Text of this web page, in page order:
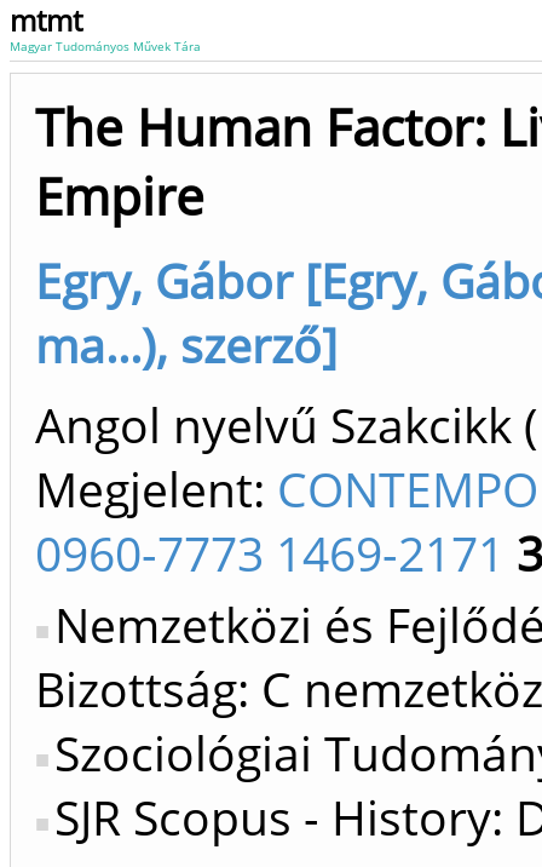
mtmt
Magyar Tudományos Művek Tára
The Human Factor:
Empire
Egry, Gábor [Egry,
ma...), szerző]
Angol nyelvű
Megjelent:
0960-7773 1469-2171
Nemzetközi és
Bizottság: C
Szociológiai
SJR Scopus - History: